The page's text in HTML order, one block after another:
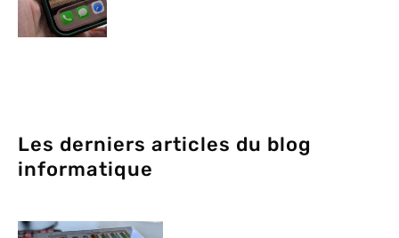
Les derniers articles du blog
informatique